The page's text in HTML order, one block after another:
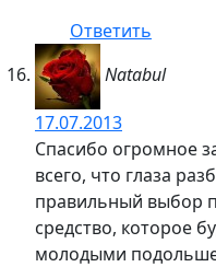
Ответить
Natabul
17.07.2013
Спасибо огромное
всего, что глаза
правильный выбор
средство, которое
молодыми